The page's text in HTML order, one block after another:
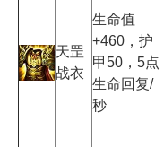
天罡
战衣
生命值
+460，护
甲50，5点
生命回复/
秒